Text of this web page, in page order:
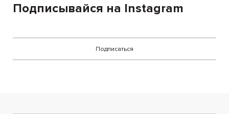
Подписывайся на Instagram
Подписаться